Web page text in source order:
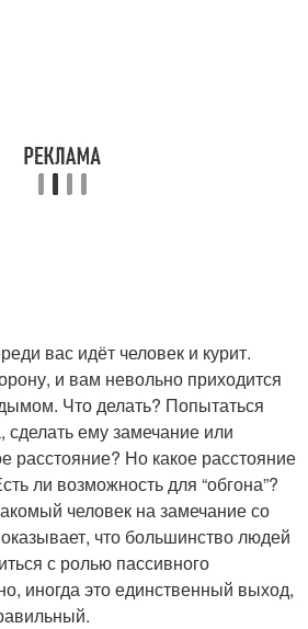
вас идёт человек и курит.
и вам невольно приходится
Что делать? Попытаться
сделать ему замечание или
расстояние? Но какое расстояние
ли возможность для “обгона”?
человек на замечание со
что большинство людей
с ролью пассивного
иногда это единственный выход,